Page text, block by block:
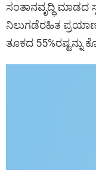
ಸಂತಾನವೃದ್ಧಿ ಮಾಡದ
ನಿಲುಗಡೆರಹಿತ
ತೂಕದ 55%ರಷ್ಟನ್ನು